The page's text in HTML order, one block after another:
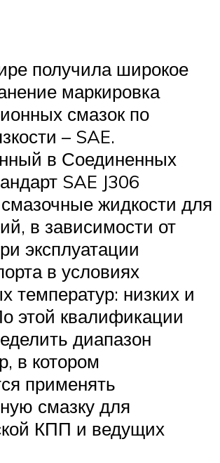
получила широкое
маркировка
смазок по
– SAE.
в Соединенных
SAE J306
жидкости для
в зависимости от
эксплуатации
в условиях
температур: низких и
этой квалификации
диапазон
в котором
применять
смазку для
КПП и ведущих